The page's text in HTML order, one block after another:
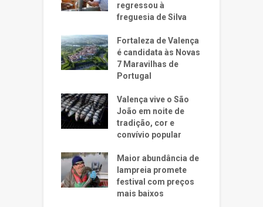
regressou à
freguesia de Silva
Fortaleza de Valença
é candidata às Novas
7 Maravilhas de
Portugal
Valença vive o São
João em noite de
tradição, cor e
convívio popular
Maior abundância de
lampreia promete
festival com preços
mais baixos